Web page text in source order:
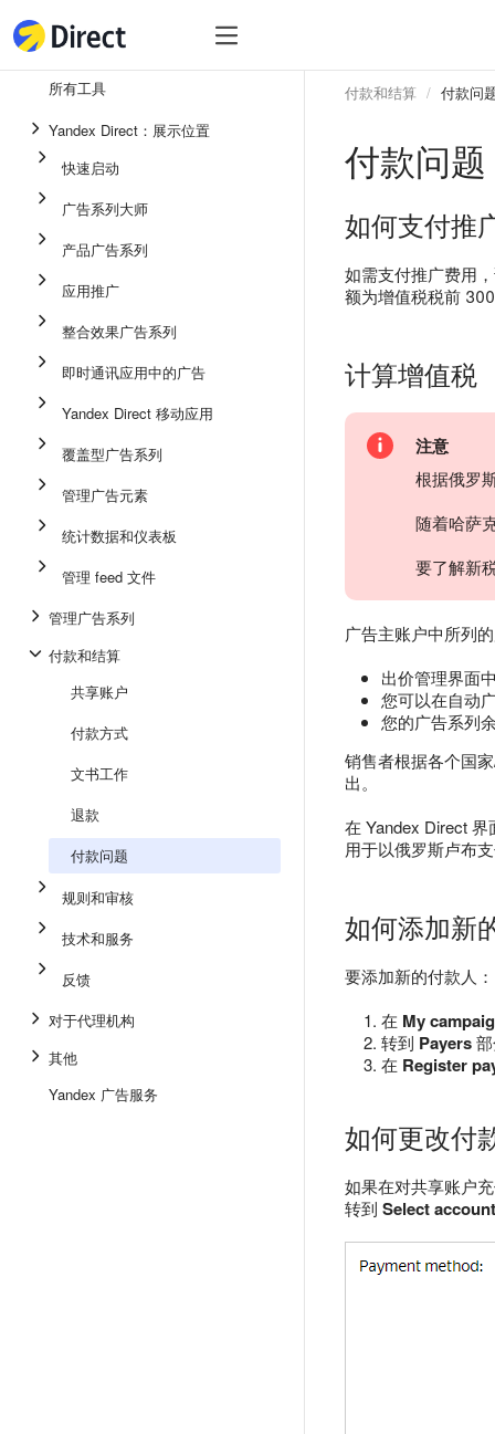
即时通讯应用中的广告
广告系列大师
产品广告系列
所有工具
Yandex Direct：展示位置
快速启动
广告系列大师
产品广告系列
应用推广
整合效果广告系列
即时通讯应用中的广告
Yandex Direct 移动应用
覆盖型广告系列
管理广告元素
统计数据和仪表板
管理 feed 文件
管理广告系列
付款和结算
共享账户
付款方式
文书工作
退款
付款问题
规则和审核
技术和服务
反馈
对于代理机构
其他
Yandex 广告服务
付款和结算 付款问
付款问题
如何支付推
如需支付推广费用
额为增值税税前
计算增值税
注意
根据俄罗
随着哈萨
要了解新
广告主账户中所列
出价管理界面
您可以在自动
您的广告系列
销售者根据各个国
出。
在 Yandex Direct
用于以俄罗斯卢布
如何添加新
要添加新的付款人：
在 My
转到 Payers
在 Register
如何更改付
如果在对共享账户
转到 Select